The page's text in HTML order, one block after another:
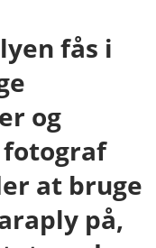
fås i
og
at bruge
på,